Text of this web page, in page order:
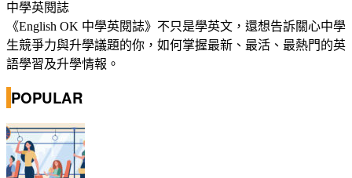
中學英閱誌
《English OK 中學英閱誌》不只是學英文，還想告訴關心中學
生競爭力與升學議題的你，如何掌握最新、最活、最熱門的英
語學習及升學情報。
POPULAR